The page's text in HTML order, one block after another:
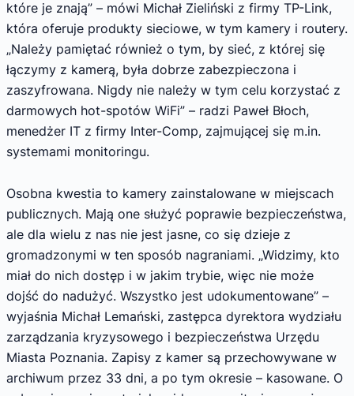
które je znają” – mówi Michał Zieliński z firmy TP-Link,
która oferuje produkty sieciowe, w tym kamery i routery.
„Należy pamiętać również o tym, by sieć, z której się
łączymy z kamerą, była dobrze zabezpieczona i
zaszyfrowana. Nigdy nie należy w tym celu korzystać z
darmowych hot-spotów WiFi” – radzi Paweł Błoch,
menedżer IT z firmy Inter-Comp, zajmującej się m.in.
systemami monitoringu.
Osobna kwestia to kamery zainstalowane w miejscach
publicznych. Mają one służyć poprawie bezpieczeństwa,
ale dla wielu z nas nie jest jasne, co się dzieje z
gromadzonymi w ten sposób nagraniami. „Widzimy, kto
miał do nich dostęp i w jakim trybie, więc nie może
dojść do nadużyć. Wszystko jest udokumentowane” –
wyjaśnia Michał Lemański, zastępca dyrektora wydziału
zarządzania kryzysowego i bezpieczeństwa Urzędu
Miasta Poznania. Zapisy z kamer są przechowywane w
archiwum przez 33 dni, a po tym okresie – kasowane. O